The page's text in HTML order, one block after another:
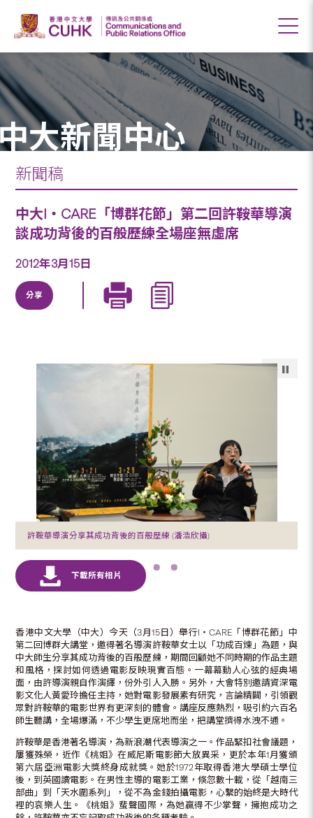
大新聞中心
新聞稿
中大I‧CARE「博群花節」第二回許鞍華導演
談成功背後的百般歷練全場座無虛席
2012年3月15日
分享
許鞍華導演分享其成功背後的百般歷練 (潘浩欣攝)
香港中文大學（中大）今天（3月15日）舉行I‧CARE「博群花節」中
第二回博群大講堂，邀得著名導演許鞍華女士以「功成百煉」為題，與
中大師生分享其成功背後的百般歷練，期間回顧她不同時期的作品主題
和風格，探討如何透過電影反映現實百態。一幕幕動人心弦的經典場
面，由許導演親自作演繹，份外引人入勝。另外，大會特別邀請資深電
影文化人黃愛玲擔任主持，她對電影發展素有研究，言論精闢，引領觀
眾對許鞍華的電影世界有更深刻的體會。講座反應熱烈，吸引約六百名
師生聽講，全場爆滿，不少學生更席地而坐，把講堂擠得水洩不通。
許鞍華是香港著名導演，為新浪潮代表導演之一。作品緊扣社會議題，
屢獲殊榮，近作《桃姐》在威尼斯電影節大放異采，更於本年1月獲頒
第六屆亞洲電影大獎終身成就獎。她於1972年取得香港大學碩士學位
後，到英國讀電影。在男性主導的電影工業，倏忽數十載，從「越南三
部曲」到「天水圍系列」，從不為金錢拍攝電影，心繫的始終是大時代
裡的哀樂人生。《桃姐》蜚聲國際，為她贏得不少掌聲，擁抱成功之